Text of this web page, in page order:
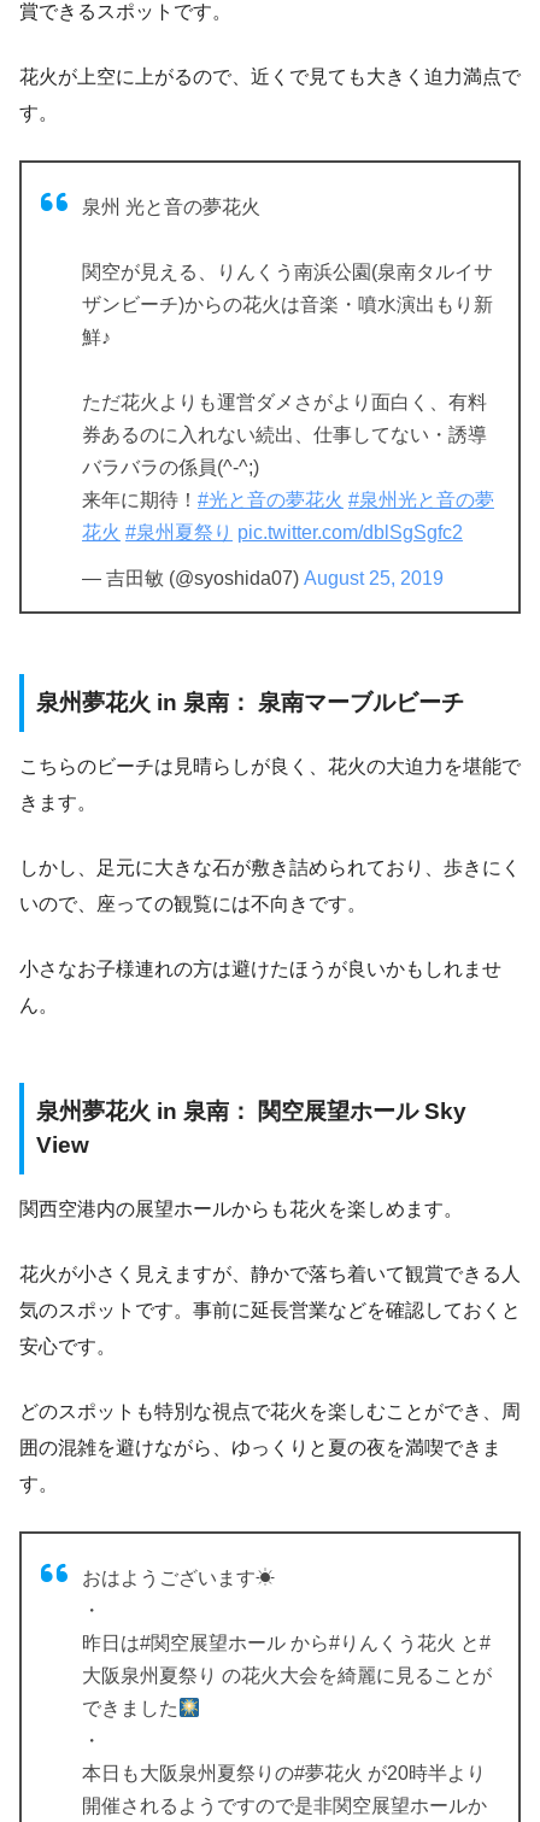
賞できるスポットです。
花火が上空に上がるので、近くで見ても大きく迫力満点で
す。
泉州 光と音の夢花火
関空が見える、りんくう南浜公園(泉南タルイサ
ザンビーチ)からの花火は音楽・噴水演出もり新
鮮♪
ただ花火よりも運営ダメさがより面白く、有料
券あるのに入れない続出、仕事してない・誘導
バラバラの係員(^-^;)
来年に期待！ #光と音の夢花火 #泉州光と音の夢
花火 #泉州夏祭り pic.twitter.com/dblSgSgfc2
— 吉田敏 (@syoshida07) August 25, 2019
泉州夢花火 in 泉南： 泉南マーブルビーチ
こちらのビーチは見晴らしが良く、花火の大迫力を堪能で
きます。
しかし、足元に大きな石が敷き詰められており、歩きにく
いので、座っての観覧には不向きです。
小さなお子様連れの方は避けたほうが良いかもしれませ
ん。
泉州夢花火 in 泉南： 関空展望ホール Sky
View
関西空港内の展望ホールからも花火を楽しめます。
花火が小さく見えますが、静かで落ち着いて観賞できる人
気のスポットです。事前に延長営業などを確認しておくと
安心です。
どのスポットも特別な視点で花火を楽しむことができ、周
囲の混雑を避けながら、ゆっくりと夏の夜を満喫できま
す。
おはようございます☀
・
昨日は#関空展望ホール から#りんくう花火 と#
大阪泉州夏祭り の花火大会を綺麗に見ることが
できました
・
本日も大阪泉州夏祭りの#夢花火 が20時半より
開催されるようですので是非関空展望ホールか